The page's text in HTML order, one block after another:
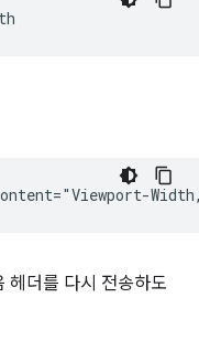
헤더를 다시 전송하도